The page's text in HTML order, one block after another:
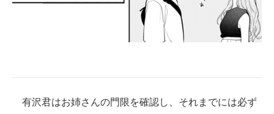
有沢君はお姉さんの門限を確認し、それまでには必ず